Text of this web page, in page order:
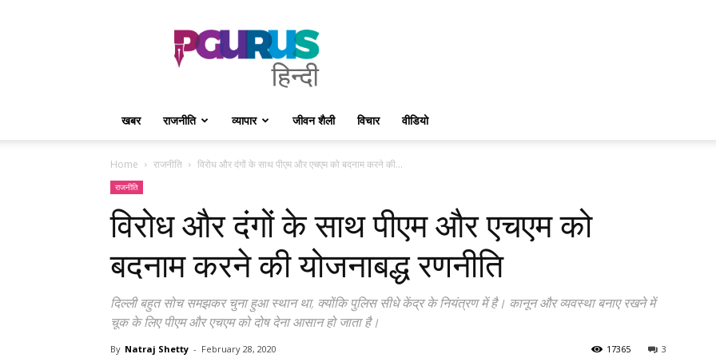
PGurus
Hindi
खबर राजनीति व्यापार जीवन शैली विचार वीडियो
Home राजनीति विरोध और दंगों के साथ पीएम और एचएम को बदनाम करने की...
राजनीति
विरोध और दंगों के साथ पीएम और एचएम को
बदनाम करने की योजनाबद्ध रणनीति
दिल्ली बहुत सोच समझकर चुना हुआ स्थान था, क्योंकि पुलिस सीधे केंद्र के नियंत्रण में है। कानून और व्यवस्था बनाए रखने में
चूक के लिए पीएम और एचएम को दोष देना आसान हो जाता है।
By Natraj Shetty - February 28, 2020 3
17365